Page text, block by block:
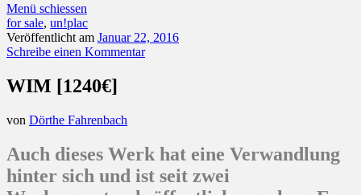
Menü schiessen
for sale, un!plac
Veröffentlicht am Januar 22, 2016
Schreibe einen Kommentar
WIM [1240€]
von Dörthe Fahrenbach
Auch dieses Werk hat eine Verwandlung
hinter sich und ist seit zwei